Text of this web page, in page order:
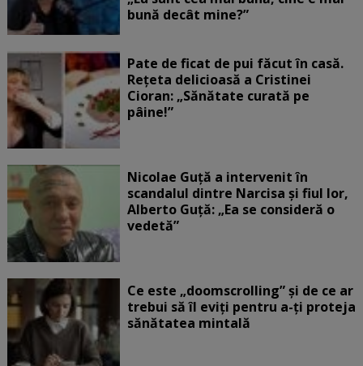
bună decât mine?”
Pate de ficat de pui făcut în casă.
Rețeta delicioasă a Cristinei
Cioran: „Sănătate curată pe
pâine!”
Nicolae Guță a intervenit în
scandalul dintre Narcisa și fiul lor,
Alberto Guță: „Ea se consideră o
vedetă”
Ce este „doomscrolling” și de ce ar
trebui să îl eviți pentru a-ți proteja
sănătatea mintală